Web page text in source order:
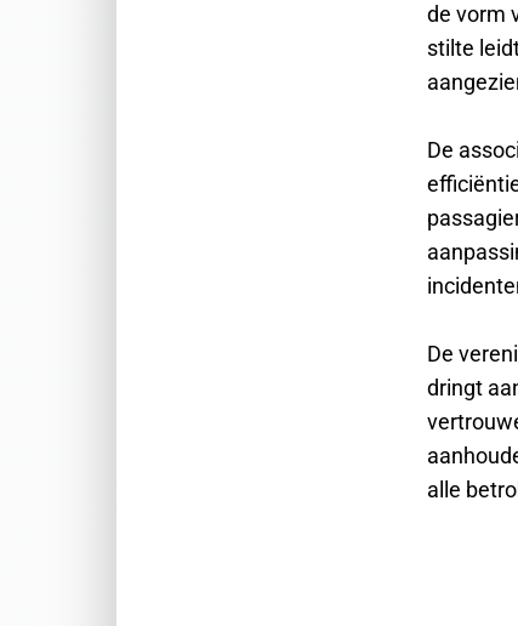
de vorm
stilte
De
De
dringt
alle